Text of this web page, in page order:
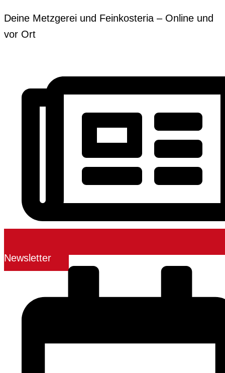
Inhalt
springen
Deine Metzgerei und Feinkosteria – Online und
vor Ort
Newsletter